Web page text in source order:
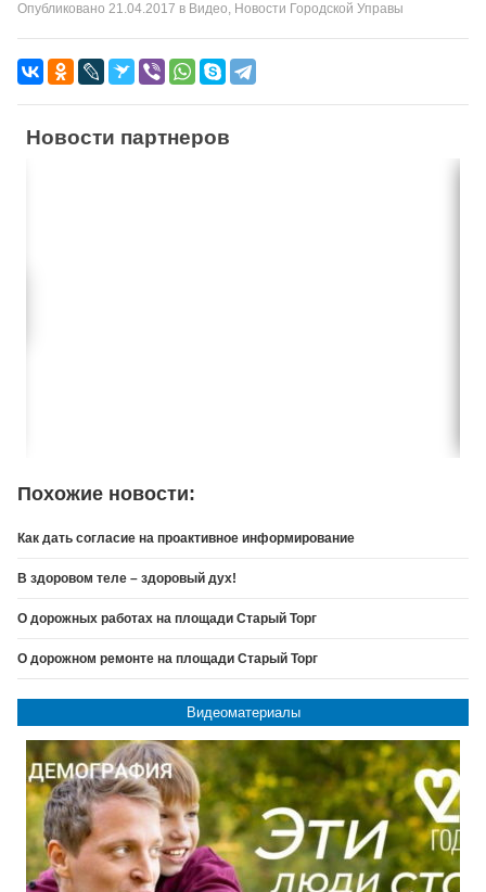
Опубликовано 21.04.2017 в Видео, Новости Городской Управы
Новости партнеров
Похожие новости:
Как дать согласие на проактивное информирование
В здоровом теле – здоровый дух!
О дорожных работах на площади Старый Торг
О дорожном ремонте на площади Старый Торг
Видеоматериалы